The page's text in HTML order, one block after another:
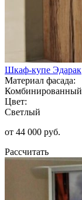
Шкаф-купе Эдарак
Материал фасада:
Комбинированный
Цвет:
Светлый
от 44 000 руб.
Рассчитать